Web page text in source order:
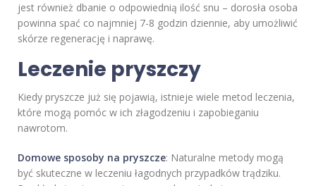
jest również dbanie o odpowiednią ilość snu – dorosła osoba
powinna spać co najmniej 7-8 godzin dziennie, aby umożliwić
skórze regenerację i naprawę.
Leczenie pryszczy
Kiedy pryszcze już się pojawią, istnieje wiele metod leczenia,
które mogą pomóc w ich złagodzeniu i zapobieganiu
nawrotom.
Domowe sposoby na pryszcze: Naturalne metody mogą
być skuteczne w leczeniu łagodnych przypadków trądziku.